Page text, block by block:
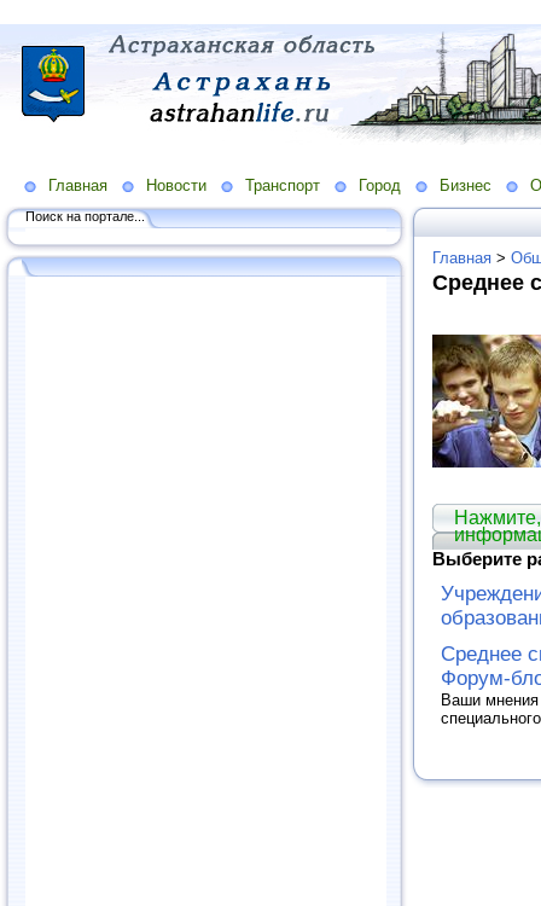
Главная Новости Транспорт Город Бизнес
Поиск на портале...
Главная >
Среднее
Выберите
Среднее
Форум-
Ваши